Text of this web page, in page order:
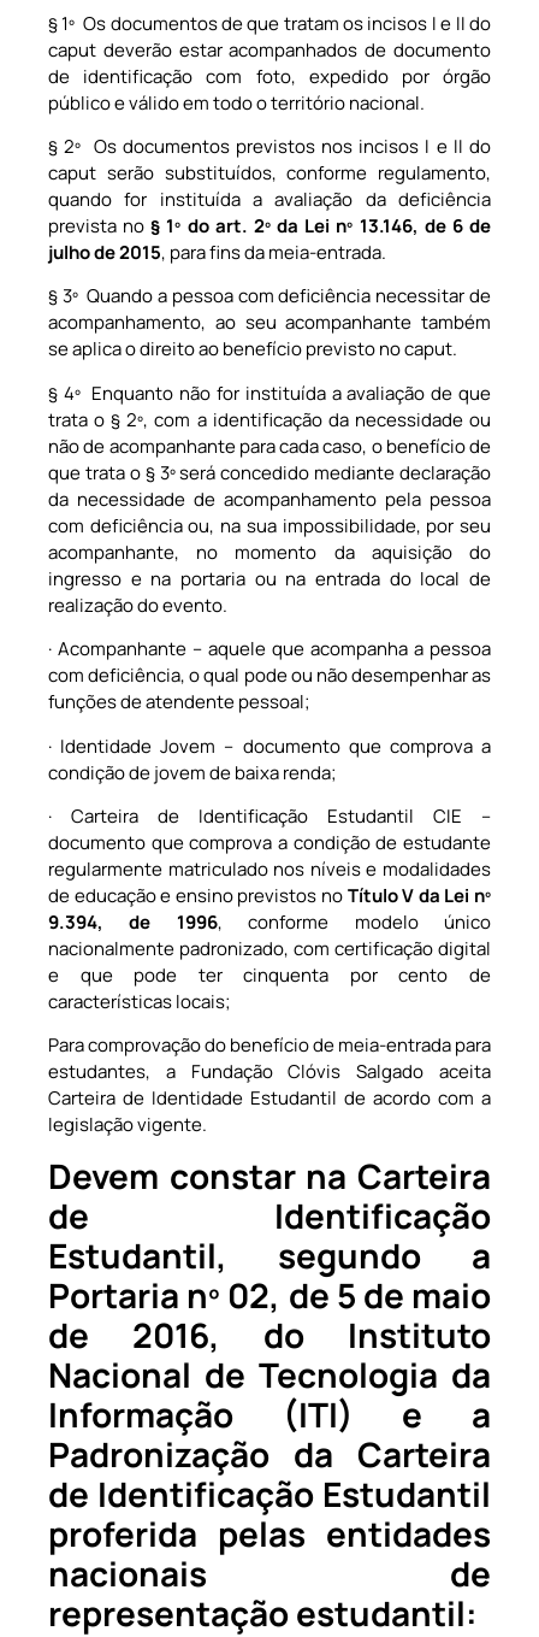
§ 1º Os documentos de que tratam os incisos I e II do
caput deverão estar acompanhados de documento
de identificação com foto, expedido por órgão
público e válido em todo o território nacional.
§ 2º Os documentos previstos nos incisos I e II do
caput serão substituídos, conforme regulamento,
quando for instituída a avaliação da deficiência
prevista no§ 1º do art. 2º da Lei nº 13.146, de 6 de
julho de 2015, para fins da meia-entrada.
§ 3º Quando a pessoa com deficiência necessitar de
acompanhamento, ao seu acompanhante também
se aplica o direito ao benefício previsto no caput.
§ 4º Enquanto não for instituída a avaliação de que
trata o § 2º, com a identificação da necessidade ou
não de acompanhante para cada caso, o benefício de
que trata o § 3º será concedido mediante declaração
da necessidade de acompanhamento pela pessoa
com deficiência ou, na sua impossibilidade, por seu
acompanhante, no momento da aquisição do
ingresso e na portaria ou na entrada do local de
realização do evento.
· Acompanhante – aquele que acompanha a pessoa
com deficiência, o qual pode ou não desempenhar as
funções de atendente pessoal;
· Identidade Jovem – documento que comprova a
condição de jovem de baixa renda;
· Carteira de Identificação Estudantil CIE –
documento que comprova a condição de estudante
regularmente matriculado nos níveis e modalidades
de educação e ensino previstos noTítulo V da Lei nº
9.394, de 1996, conforme modelo único
nacionalmente padronizado, com certificação digital
e que pode ter cinquenta por cento de
características locais;
Para comprovação do benefício de meia-entrada para
estudantes, a Fundação Clóvis Salgado aceita
Carteira de Identidade Estudantil de acordo com a
legislação vigente.
Devem constar na Carteira
de Identificação
Estudantil, segundo a
Portaria nº 02, de 5 de maio
de 2016, do Instituto
Nacional de Tecnologia da
Informação (ITI) e a
Padronização da Carteira
de Identificação Estudantil
proferida pelas entidades
nacionais de
representação estudantil: